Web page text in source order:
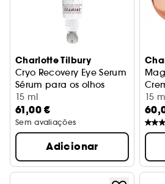
Charlotte Tilbury
Cryo Recovery Eye Serum
Sérum para os olhos
15 ml
61,00 €
Sem avaliações
Adicionar
15